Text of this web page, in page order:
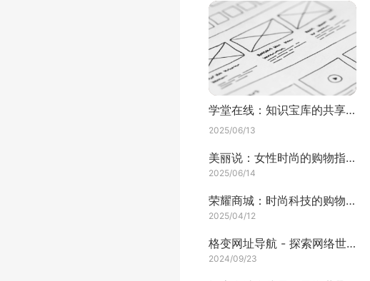
学堂在线：知识宝库的共享殿堂
2025/06/13
美丽说：女性时尚的购物指南
2025/06/14
荣耀商城：时尚科技的购物平台
2025/04/12
格变网址导航 - 探索网络世界的全新视角
2024/09/23